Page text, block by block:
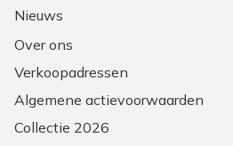
Nieuws
Over ons
Verkoopadressen
Algemene actievoorwaarden
Collectie 2026